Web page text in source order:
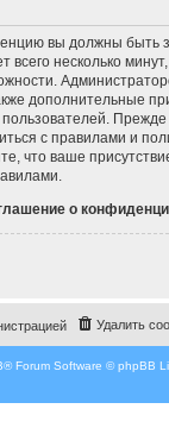
вы должны быть
всего несколько
дополнительные
Прежде
с правилами и
что ваше
о
Удалить
® Forum Software © phpBB